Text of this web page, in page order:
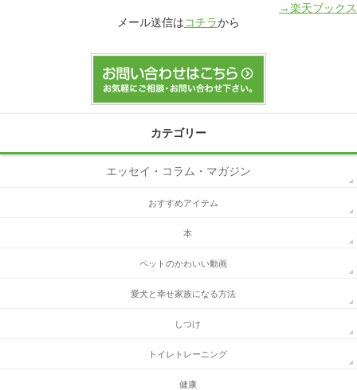
→楽天ブックス
メール送信はコチラから
カテゴリー
エッセイ・コラム・マガジン
おすすめアイテム
本
ペットのかわいい動画
愛犬と幸せ家族になる方法
しつけ
トイレトレーニング
健康